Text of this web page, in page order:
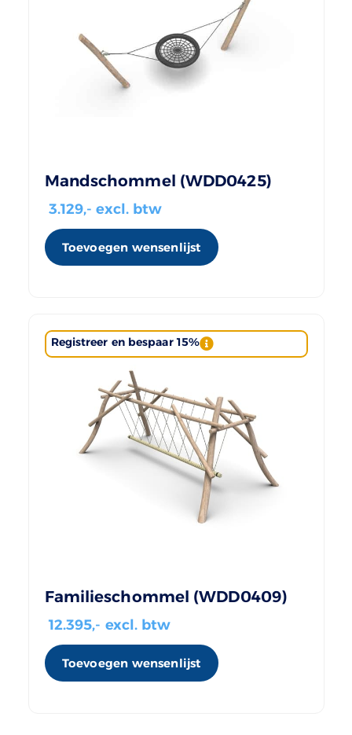
Mandschommel (WDD0425)
3.129,- excl. btw
Toevoegen wensenlijst
Registreer en bespaar 15%
Familieschommel (WDD0409)
12.395,- excl. btw
Toevoegen wensenlijst